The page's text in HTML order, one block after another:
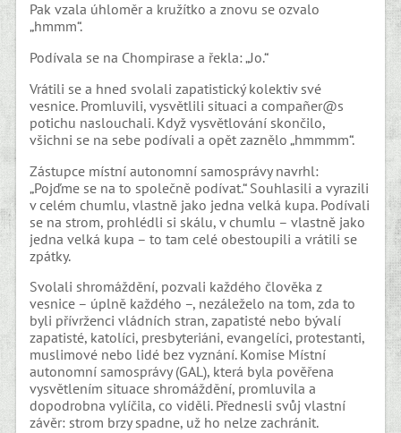
Pak vzala úhloměr a kružítko a znovu se ozvalo
„hmmm“.
Podívala se na Chompirase a řekla: „Jo.“
Vrátili se a hned svolali zapatistický kolektiv své
vesnice. Promluvili, vysvětlili situaci a compañer@s
potichu naslouchali. Když vysvětlování skončilo,
všichni se na sebe podívali a opět zaznělo „hmmmm“.
Zástupce místní autonomní samosprávy navrhl:
„Pojďme se na to společně podívat.“ Souhlasili a vyrazili
v celém chumlu, vlastně jako jedna velká kupa. Podívali
se na strom, prohlédli si skálu, v chumlu – vlastně jako
jedna velká kupa – to tam celé obestoupili a vrátili se
zpátky.
Svolali shromáždění, pozvali každého člověka z
vesnice – úplně každého –, nezáleželo na tom, zda to
byli přívrženci vládních stran, zapatisté nebo bývalí
zapatisté, katolíci, presbyteriáni, evangelíci, protestanti,
muslimové nebo lidé bez vyznání. Komise Místní
autonomní samosprávy (GAL), která byla pověřena
vysvětlením situace shromáždění, promluvila a
dopodrobna vylíčila, co viděli. Přednesli svůj vlastní
závěr: strom brzy spadne, už ho nelze zachránit.